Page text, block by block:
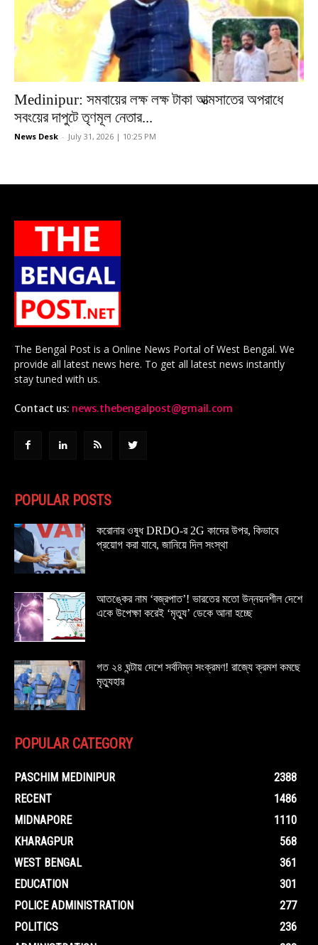
Medinipur: সমবায়ের লক্ষ লক্ষ টাকা আত্মসাতের অপরাধে
সবংয়ের দাপুটে তৃণমূল নেতার...
News Desk - July 31, 2026 | 10:25 PM
The Bengal Post is a Online News Portal of West Bengal. We
provide all latest news here. To get all latest news instantly
stay tuned with us.
Contact us: news.thebengalpost@gmail.com
POPULAR POSTS
করোনার ওষুধ DRDO-র 2G কাদের উপর, কিভাবে
প্রয়োগ করা যাবে, জানিয়ে দিল সংস্থা
আতঙ্কের নাম ‘বজ্রপাত’! ভারতের মতো উন্নয়নশীল দেশে
একে উপেক্ষা করেই ‘মৃত্যু’ ডেকে আনা হচ্ছে
গত ২৪ ঘন্টায় দেশে সর্বনিম্ন সংক্রমণ! রাজ্যে ক্রমশ কমছে
মৃত্যুহার
POPULAR CATEGORY
PASCHIM MEDINIPUR
2388
RECENT
1486
MIDNAPORE
1110
KHARAGPUR
568
WEST BENGAL
361
EDUCATION
301
POLICE ADMINISTRATION
277
POLITICS
236